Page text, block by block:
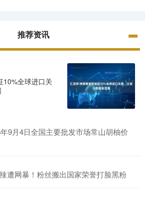
推荐资讯
10%全球进口关
9月4日全国主要批发市场常山胡柚价
遭网暴！粉丝搬出国家荣誉打脸黑粉